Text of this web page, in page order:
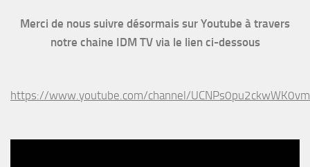
Merci de nous suivre désormais sur Youtube à travers
notre chaine IDM TV via le lien ci-dessous
https://www.youtube.com/channel/